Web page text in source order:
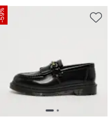
-59%